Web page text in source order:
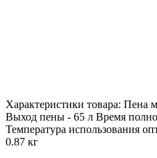
Характеристики товара: Пена
Выход пены - 65 л Время
Температура использования
0.87 кг